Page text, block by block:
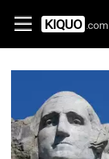
KIQUO .com